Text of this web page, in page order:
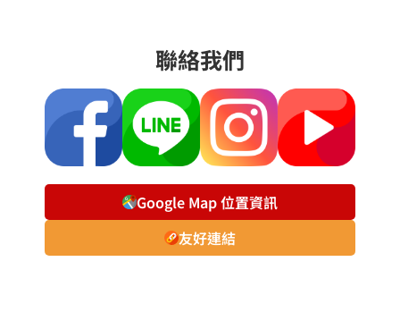
聯絡我們
Google Map 位置資訊
友好連結